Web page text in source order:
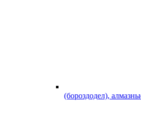
(бороздодел),